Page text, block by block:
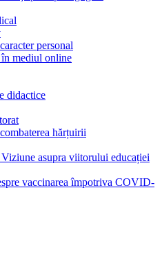
personal
mediul online
didactice
hărțuirii
asupra viitorului educației
vaccinarea împotriva COVID-